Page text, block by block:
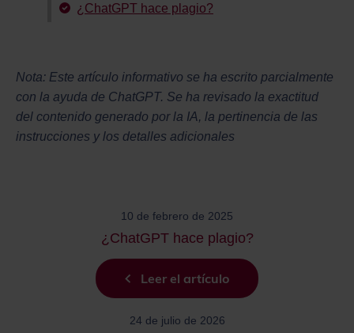
¿ChatGPT hace plagio?
Nota: Este artículo informativo se ha escrito parcialmente
con la ayuda de ChatGPT. Se ha revisado la exactitud
del contenido generado por la IA, la pertinencia de las
instrucciones y los detalles adicionales
10 de febrero de 2025
¿ChatGPT hace plagio?
Leer el artículo
24 de julio de 2026